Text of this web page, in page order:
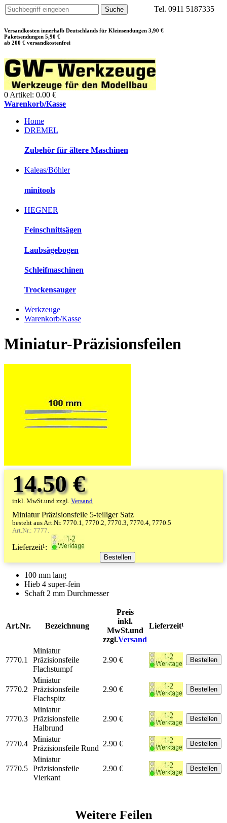
Tel. 0911 5187335
Versandkosten innerhalb Deutschlands für Kleinsendungen 3,90 €
Paketsendungen 5,90 €
ab 200 € versandkostenfrei
0 Artikel: 0.00 €
Warenkorb/Kasse
Home
DREMEL
Zubehör für ältere Maschinen
Kaleas/Böhler
minitools
HEGNER
Feinschnittsägen
Laubsägebogen
Schleifmaschinen
Trockensauger
Werkzeuge
Warenkorb/Kasse
Miniatur-Präzisionsfeilen
14.50 €
inkl. MwSt.und zzgl. Versand
Miniatur Präzisionsfeile 5-teiliger Satz
besteht aus Art.Nr. 7770.1, 7770.2, 7770.3, 7770.4, 7770.5
Art.Nr.: 7777.
Lieferzeit¹:
100 mm lang
Hieb 4 super-fein
Schaft 2 mm Durchmesser
Art.Nr. Bezeichnung
Preis
inkl.
MwSt.und
zzgl.Versand
Lieferzeit¹
7770.1
Miniatur
Präzisionsfeile
Flachstumpf
2.90 €
7770.2
Miniatur
Präzisionsfeile
Flachspitz
2.90 €
7770.3
Miniatur
Präzisionsfeile
Halbrund
2.90 €
7770.4
Miniatur
Präzisionsfeile Rund
2.90 €
7770.5
Miniatur
Präzisionsfeile
Vierkant
2.90 €
Weitere Feilen